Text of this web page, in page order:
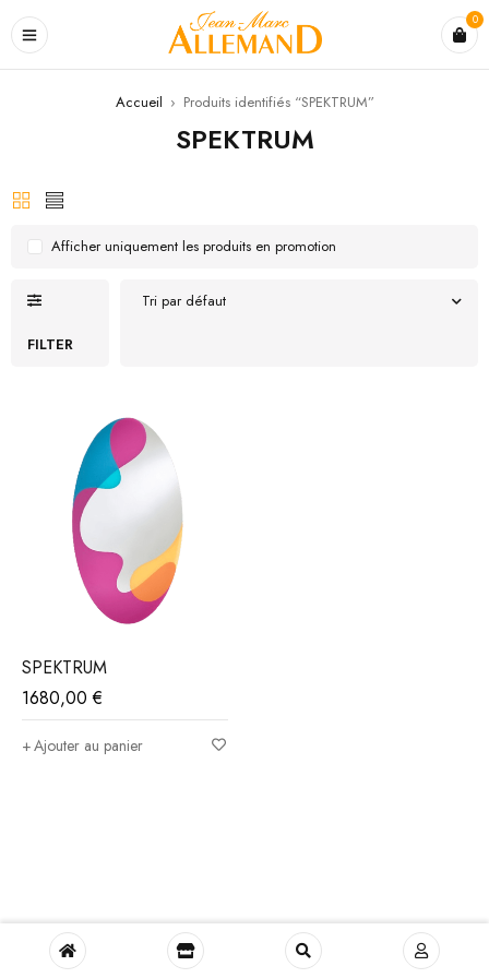
0
Accueil › Produits identifiés “SPEKTRUM”
SPEKTRUM
FILTER
Tri par défaut
Afficher uniquement les produits en promotion
SPEKTRUM
1680,00€
Ajouter au panier